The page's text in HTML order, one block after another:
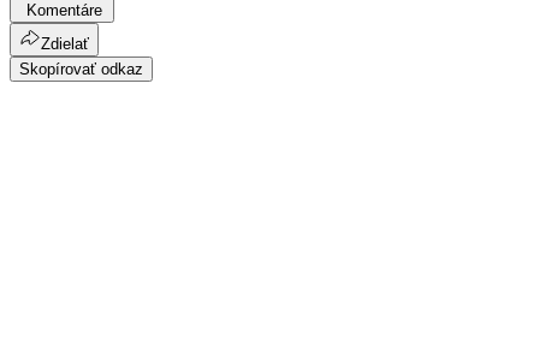
Komentáre
Zdielať
Skopírovať odkaz